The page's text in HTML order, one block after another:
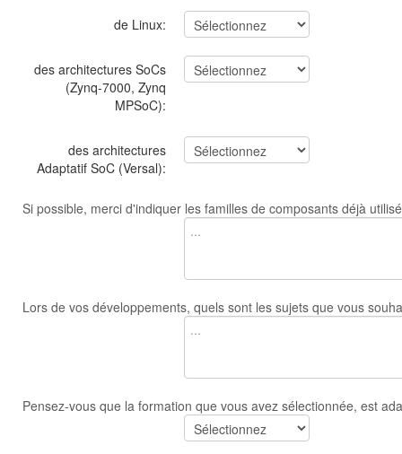
de Linux:
des architectures SoCs
(Zynq-7000, Zynq
MPSoC):
des architectures
Adaptatif SoC (Versal):
Si possible, merci d'indiquer les familles de composants déjà
Lors de vos développements, quels sont les sujets que vous
Pensez-vous que la formation que vous avez sélectionnée, est